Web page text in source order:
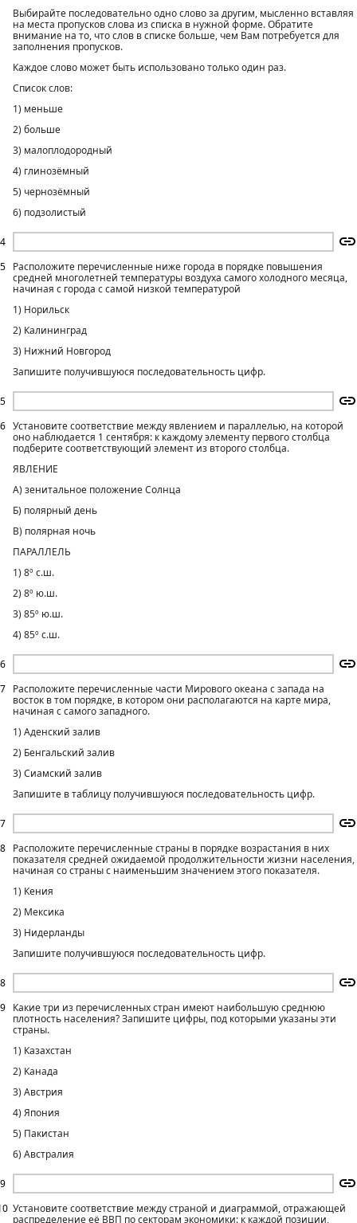
4
Выбирайте последовательно одно слово за другим, мысленно вставляя
на места пропусков слова из списка в нужной форме. Обратите
внимание на то, что слов в списке больше, чем Вам потребуется для
заполнения пропусков.
Каждое слово может быть использовано только один раз.
Список слов:
1) меньше
2) больше
3) малоплодородный
4) глинозёмный
5) чернозёмный
6) подзолистый
5
5
Расположите перечисленные ниже города в порядке повышения
средней многолетней температуры воздуха самого холодного месяца,
начиная с города с самой низкой температурой
1) Норильск
2) Калининград
3) Нижний Новгород
Запишите получившуюся последовательность цифр.
6
6
Установите соответствие между явлением и параллелью, на которой
оно наблюдается 1 сентября: к каждому элементу первого столбца
подберите соответствующий элемент из второго столбца.
ЯВЛЕНИЕ
А) зенитальное положение Солнца
Б) полярный день
В) полярная ночь
ПАРАЛЛЕЛЬ
1) 8º с.ш.
2) 8º ю.ш.
3) 85º ю.ш.
4) 85º с.ш.
7
7
Расположите перечисленные части Мирового океана с запада на
восток в том порядке, в котором они располагаются на карте мира,
начиная с самого западного.
1) Аденский залив
2) Бенгальский залив
3) Сиамский залив
Запишите в таблицу получившуюся последовательность цифр.
8
8
Расположите перечисленные страны в порядке возрастания в них
показателя средней ожидаемой продолжительности жизни населения,
начиная со страны с наименьшим значением этого показателя.
1) Кения
2) Мексика
3) Нидерланды
Запишите получившуюся последовательность цифр.
9
9
Какие три из перечисленных стран имеют наибольшую среднюю
плотность населения? Запишите цифры, под которыми указаны эти
страны.
1) Казахстан
2) Канада
3) Австрия
4) Япония
5) Пакистан
6) Австралия
Установите соответствие между страной и диаграммой, отражающей
распределение её ВВП по секторам экономики: к каждой позиции,